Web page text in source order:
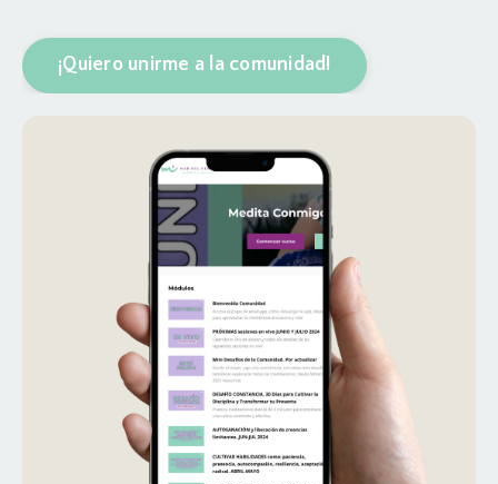
¡Quiero unirme a la comunidad!